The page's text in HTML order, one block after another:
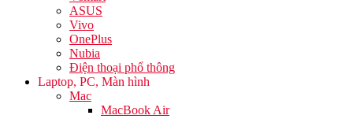
ASUS
Vivo
OnePlus
Nubia
Điện thoại phổ thông
Laptop, PC, Màn hình
Mac
MacBook Air